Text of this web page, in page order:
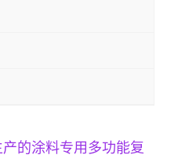
的涂料专用多功能复